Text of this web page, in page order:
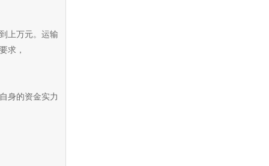
上万元。运输
求，
身的资金实力